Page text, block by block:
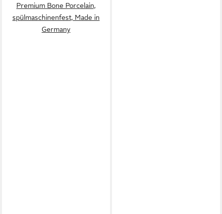
Premium Bone Porcelain,
spülmaschinenfest, Made in
Germany